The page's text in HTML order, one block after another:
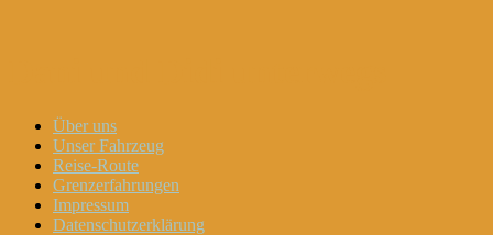
Menu
Widgets
Search
Skip
content
Über uns
Unser Fahrzeug
Reise-Route
Grenzerfahrungen
Impressum
Datenschutzerklärung